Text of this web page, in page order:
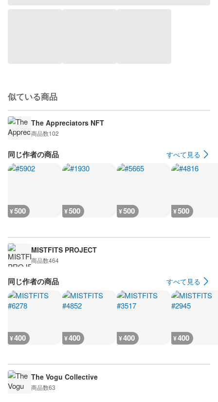
似ている商品
The Appreciators NFT
商品数102
同じ作者の商品 すべて見る
¥500 ¥500 ¥500 ¥500
MISTFITS PROJECT
商品数464
同じ作者の商品 すべて見る
¥400 ¥400 ¥400 ¥400
The Vogu Collective
商品数63